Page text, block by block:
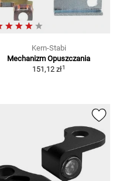
Kern-Stabi
Mechanizm Opuszczania
151,12 zł1